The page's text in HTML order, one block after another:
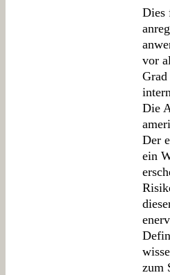
Dies
vor
Die
Der
ein
zum